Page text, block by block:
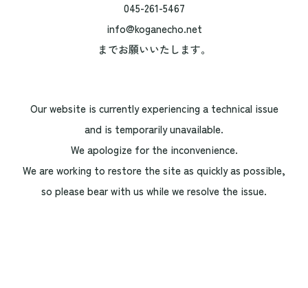
045-261-5467
info@koganecho.net
までお願いいたします。
Our website is currently experiencing a technical issue
and is temporarily unavailable.
We apologize for the inconvenience.
We are working to restore the site as quickly as possible,
so please bear with us while we resolve the issue.